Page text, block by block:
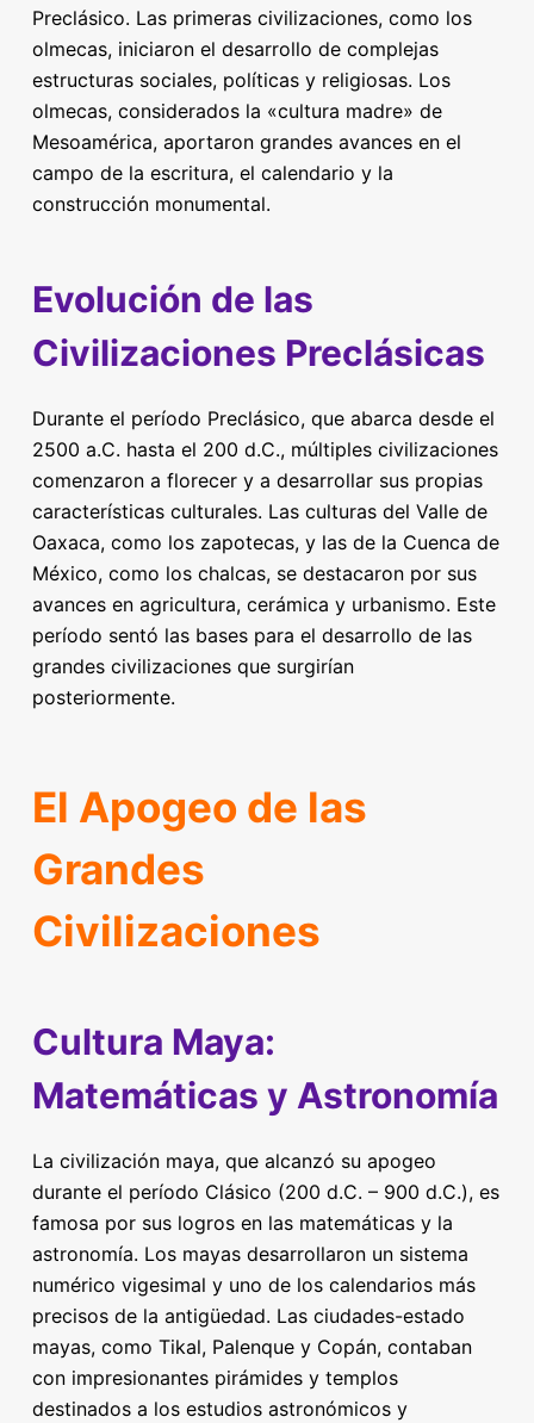
Preclásico. Las primeras civilizaciones, como los
olmecas, iniciaron el desarrollo de complejas
estructuras sociales, políticas y religiosas. Los
olmecas, considerados la «cultura madre» de
Mesoamérica, aportaron grandes avances en el
campo de la escritura, el calendario y la
construcción monumental.
Evolución de las
Civilizaciones Preclásicas
Durante el período Preclásico, que abarca desde el
2500 a.C. hasta el 200 d.C., múltiples civilizaciones
comenzaron a florecer y a desarrollar sus propias
características culturales. Las culturas del Valle de
Oaxaca, como los zapotecas, y las de la Cuenca de
México, como los chalcas, se destacaron por sus
avances en agricultura, cerámica y urbanismo. Este
período sentó las bases para el desarrollo de las
grandes civilizaciones que surgirían
posteriormente.
El Apogeo de las
Grandes
Civilizaciones
Cultura Maya:
Matemáticas y Astronomía
La civilización maya, que alcanzó su apogeo
durante el período Clásico (200 d.C. – 900 d.C.), es
famosa por sus logros en las matemáticas y la
astronomía. Los mayas desarrollaron un sistema
numérico vigesimal y uno de los calendarios más
precisos de la antigüedad. Las ciudades-estado
mayas, como Tikal, Palenque y Copán, contaban
con impresionantes pirámides y templos
destinados a los estudios astronómicos y